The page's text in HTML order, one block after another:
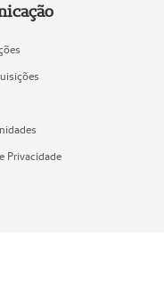
Privacidade